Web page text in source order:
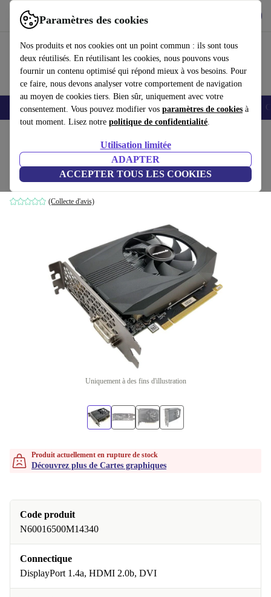
Paramètres des cookies
Nos produits et nos cookies ont un point commun : ils sont tous
deux réutilisés. En réutilisant les cookies, nous pouvons vous
fournir un contenu optimisé qui répond mieux à vos besoins. Pour
ce faire, nous devons analyser votre comportement de navigation
au moyen de cookies tiers. Bien sûr, uniquement avec votre
consentement. Vous pouvez modifier vos paramètres de cookies à
tout moment. Lisez notre politique de confidentialité.
Utilisation limitée
ADAPTER
ACCEPTER TOUS LES COOKIES
Utilisez refurbed rapidement et facilement
Smartphones Laptops Tablettes Montres connectées Accessoires
Manli GeForce GTX 1650
4 GB GDDR6
(Collecte d'avis)
Uniquement à des fins d'illustration
Produit actuellement en rupture de stock
Découvrez plus de Cartes graphiques
Code produit
N60016500M14340
Connectique
DisplayPort 1.4a, HDMI 2.0b, DVI